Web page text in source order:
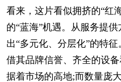
看来，这片看似拥挤的“红
的“蓝海”机遇。从服务提
出“多元化、分层化”的特
借其品牌信誉、齐全的设
据着市场的高地;而数量庞